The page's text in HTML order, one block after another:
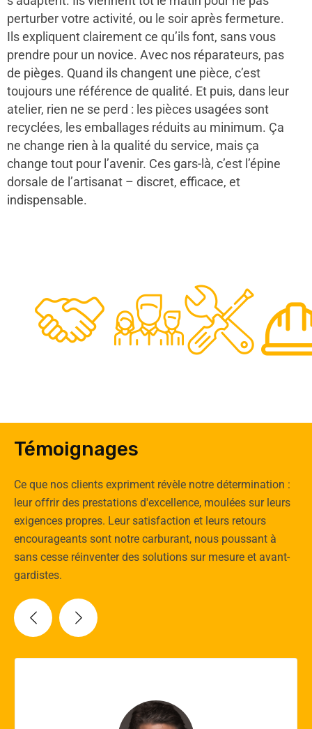
perturber votre activité, ou le soir après fermeture.
Ils expliquent clairement ce qu’ils font, sans vous
prendre pour un novice. Avec nos réparateurs, pas
de pièges. Quand ils changent une pièce, c’est
toujours une référence de qualité. Et puis, dans leur
atelier, rien ne se perd : les pièces usagées sont
recyclées, les emballages réduits au minimum. Ça
ne change rien à la qualité du service, mais ça
change tout pour l’avenir. Ces gars-là, c’est l’épine
dorsale de l’artisanat – discret, efficace, et
indispensable.
48
0
50
Experts
Témoignages
Ce que nos clients expriment révèle notre détermination :
leur offrir des prestations d'excellence, moulées sur leurs
exigences propres. Leur satisfaction et leurs retours
encourageants sont notre carburant, nous poussant à
sans cesse réinventer des solutions sur mesure et avant-
gardistes.